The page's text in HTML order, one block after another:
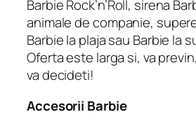
Barbie Rock’n’Roll, sirena
animale de companie,
Barbie la plaja sau Barbie la
Oferta este larga si, va
va decideti!
Accesorii Barbie